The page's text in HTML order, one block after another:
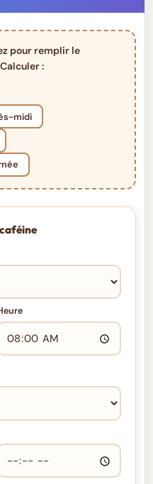
pour remplir le
:
midi